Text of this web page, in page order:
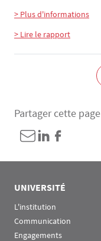
> Plus d'informations
> Lire le rapport
Partager cette page
UNIVERSITÉ
L'institution
Communication
Engagements